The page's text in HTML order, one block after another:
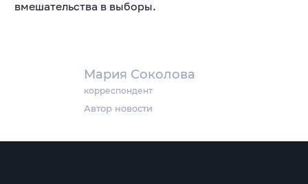
Мария Соколова
корреспондент
Автор новости
вмешательства в выборы.